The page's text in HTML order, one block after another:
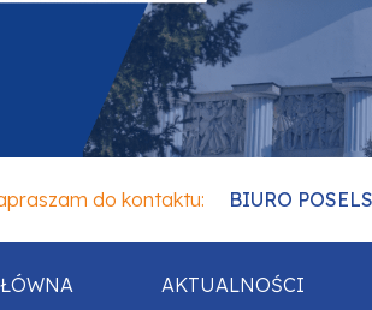
do kontaktu: BIURO
AKTUALNOŚCI